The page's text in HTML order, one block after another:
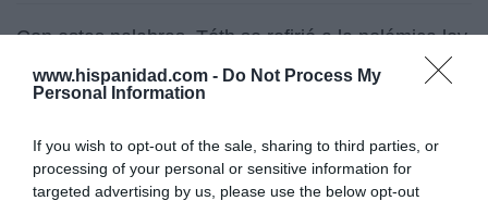
www.hispanidad.com - Do Not Process My
Personal Information
If you wish to opt-out of the sale, sharing to third parties, or
processing of your personal or sensitive information for
targeted advertising by us, please use the below opt-out
Con estas palabras, Tóth se refirió a la polémica ley
de protección a la infancia, que prohíbe la difusión
de propaganda sobre la homosexualidad o la
"el lugar adecuado”, recoge Religión en Libertad.
Ante el feroz ataque de la Unión Europea